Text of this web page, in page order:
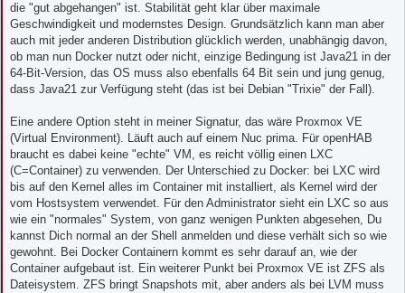
die "gut abgehangen" ist. Stabilität geht klar über maximale
Geschwindigkeit und modernstes Design. Grundsätzlich kann man aber
auch mit jeder anderen Distribution glücklich werden, unabhängig davon,
ob man nun Docker nutzt oder nicht, einzige Bedingung ist Java21 in der
64-Bit-Version, das OS muss also ebenfalls 64 Bit sein und jung genug,
dass Java21 zur Verfügung steht (das ist bei Debian "Trixie" der Fall).
Eine andere Option steht in meiner Signatur, das wäre Proxmox VE
(Virtual Environment). Läuft auch auf einem Nuc prima. Für openHAB
braucht es dabei keine "echte" VM, es reicht völlig einen LXC
(C=Container) zu verwenden. Der Unterschied zu Docker: bei LXC wird
bis auf den Kernel alles im Container mit installiert, als Kernel wird der
vom Hostsystem verwendet. Für den Administrator sieht ein LXC so aus
wie ein "normales" System, von ganz wenigen Punkten abgesehen, Du
kannst Dich normal an der Shell anmelden und diese verhält sich so wie
gewohnt. Bei Docker Containern kommt es sehr darauf an, wie der
Container aufgebaut ist. Ein weiterer Punkt bei Proxmox VE ist ZFS als
Dateisystem. ZFS bringt Snapshots mit, aber anders als bei LVM muss